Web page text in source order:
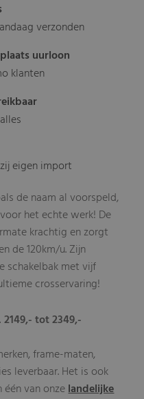
verzonden
uurloon
klanten
eigen import
de naam al voorspeld,
het echte werk! De
krachtig en zorgt
de 120km/u. Zijn
schakelbak met vijf
crosservaring!
tot 2349,-
frame-maten,
leverbaar. Het is ook
één van onzelandelijke